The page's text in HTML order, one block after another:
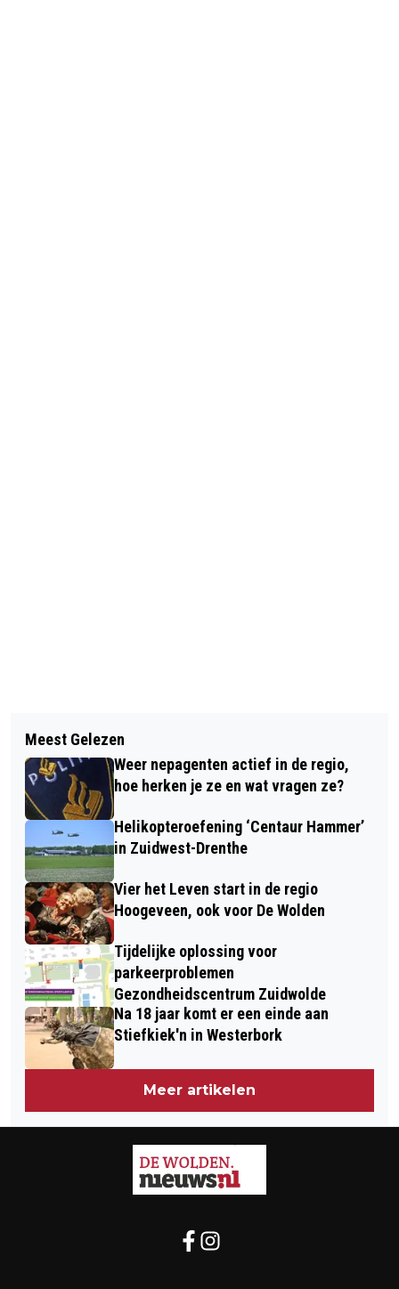
WARMER WEER IN DE WOLDEN ZET
INWONERS AAN HET DENKEN OVER
KOELING IN HUIS
VLEDDERFESTIVAL, EEN DAG VOL
MUZIEK EN GEZELLIGHEID
Meest Gelezen
Weer nepagenten actief in de regio,
hoe herken je ze en wat vragen ze?
Helikopteroefening ‘Centaur Hammer’
in Zuidwest-Drenthe
Vier het Leven start in de regio
Hoogeveen, ook voor De Wolden
Tijdelijke oplossing voor
parkeerproblemen
Gezondheidscentrum Zuidwolde
Na 18 jaar komt er een einde aan
Stiefkiek'n in Westerbork
Meer artikelen